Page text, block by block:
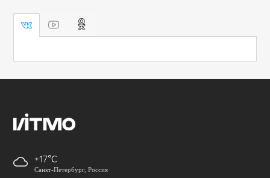
+17
Санкт-Петербург, Россия